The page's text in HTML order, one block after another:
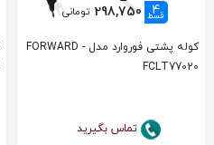
4
قسط 298,750 تومانی
کوله پشتی فوروارد مدل FORWARD -
FCLT77020
تماس بگیرید